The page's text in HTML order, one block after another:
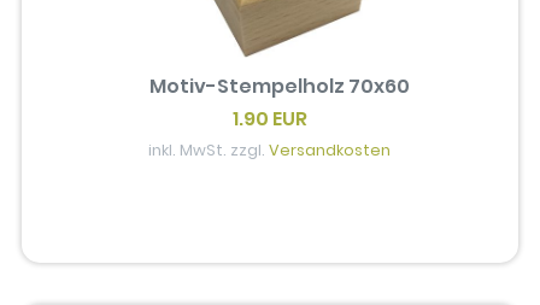
Motiv-Stempelholz 70x60
1.90 EUR
inkl. MwSt. zzgl.Versandkosten